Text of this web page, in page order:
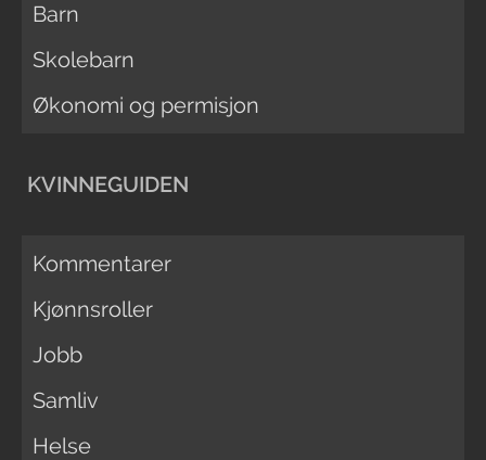
Barn
Skolebarn
Økonomi og permisjon
KVINNEGUIDEN
Kommentarer
Kjønnsroller
Jobb
Samliv
Helse